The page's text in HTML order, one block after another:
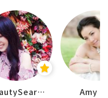
BeautySearch Amy